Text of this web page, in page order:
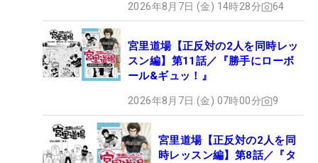
2026年8月7日 (金) 14時28分 64
宮里道場【正反対の2人を同時レッ
スン編】第11話／『勝手にローボ
ール&ギュッ！』
2026年8月7日 (金) 07時00分 9
宮里道場【正反対の2人を同
時レッスン編】第8話／『タ